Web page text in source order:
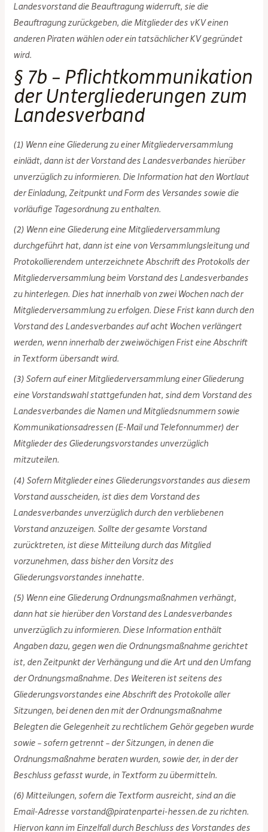
Landesvorstand die Beauftragung widerruft, sie die
Beauftragung zurückgeben, die Mitglieder des vKV einen
anderen Piraten wählen oder ein tatsächlicher KV gegründet
wird.
§ 7b – Pflichtkommunikation
der Untergliederungen zum
Landesverband
(1) Wenn eine Gliederung zu einer Mitgliederversammlung
einlädt, dann ist der Vorstand des Landesverbandes hierüber
unverzüglich zu informieren. Die Information hat den Wortlaut
der Einladung, Zeitpunkt und Form des Versandes sowie die
vorläufige Tagesordnung zu enthalten.
(2) Wenn eine Gliederung eine Mitgliederversammlung
durchgeführt hat, dann ist eine von Versammlungsleitung und
Protokollierendem unterzeichnete Abschrift des Protokolls der
Mitgliederversammlung beim Vorstand des Landesverbandes
zu hinterlegen. Dies hat innerhalb von zwei Wochen nach der
Mitgliederversammlung zu erfolgen. Diese Frist kann durch den
Vorstand des Landesverbandes auf acht Wochen verlängert
werden, wenn innerhalb der zweiwöchigen Frist eine Abschrift
in Textform übersandt wird.
(3) Sofern auf einer Mitgliederversammlung einer Gliederung
eine Vorstandswahl stattgefunden hat, sind dem Vorstand des
Landesverbandes die Namen und Mitgliedsnummern sowie
Kommunikationsadressen (E-Mail und Telefonnummer) der
Mitglieder des Gliederungsvorstandes unverzüglich
mitzuteilen.
(4) Sofern Mitglieder eines Gliederungsvorstandes aus diesem
Vorstand ausscheiden, ist dies dem Vorstand des
Landesverbandes unverzüglich durch den verbliebenen
Vorstand anzuzeigen. Sollte der gesamte Vorstand
zurücktreten, ist diese Mitteilung durch das Mitglied
vorzunehmen, dass bisher den Vorsitz des
Gliederungsvorstandes innehatte.
(5) Wenn eine Gliederung Ordnungsmaßnahmen verhängt,
dann hat sie hierüber den Vorstand des Landesverbandes
unverzüglich zu informieren. Diese Information enthält
Angaben dazu, gegen wen die Ordnungsmaßnahme gerichtet
ist, den Zeitpunkt der Verhängung und die Art und den Umfang
der Ordnungsmaßnahme. Des Weiteren ist seitens des
Gliederungsvorstandes eine Abschrift des Protokolle aller
Sitzungen, bei denen den mit der Ordnungsmaßnahme
Belegten die Gelegenheit zu rechtlichem Gehör gegeben wurde
sowie – sofern getrennt – der Sitzungen, in denen die
Ordnungsmaßnahme beraten wurden, sowie der, in der der
Beschluss gefasst wurde, in Textform zu übermitteln.
(6) Mitteilungen, sofern die Textform ausreicht, sind an die
Email-Adresse vorstand@piratenpartei-hessen.de zu richten.
Hiervon kann im Einzelfall durch Beschluss des Vorstandes des